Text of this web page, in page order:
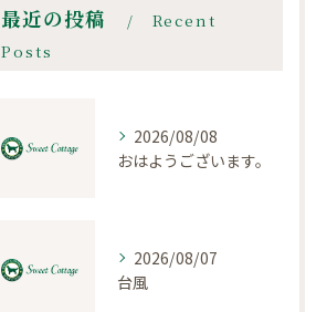
最近の投稿
Recent
Posts
2026/08/08
おはようございます。
2026/08/07
台風